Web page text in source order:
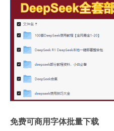
免费可商用字体批量下载